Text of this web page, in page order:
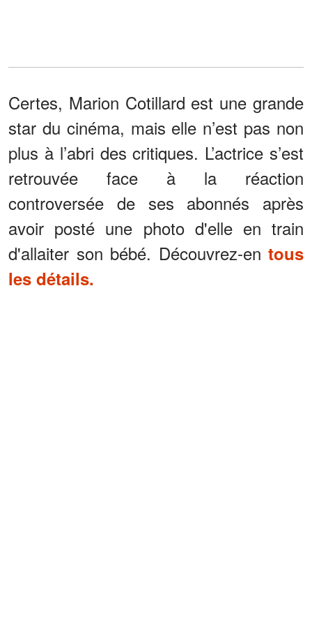
Certes, Marion Cotillard est une grande
star du cinéma, mais elle n’est pas non
plus à l’abri des critiques. L’actrice s’est
retrouvée face à la réaction
controversée de ses abonnés après
avoir posté une photo d'elle en train
d'allaiter son bébé. Découvrez-en tous
les détails.